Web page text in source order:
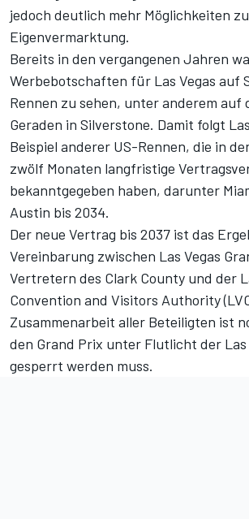
jedoch deutlich mehr Möglichkeiten
Eigenvermarktung.
Bereits in den vergangenen Jahren
Werbebotschaften für Las Vegas auf
Rennen zu sehen, unter anderem
Geraden in Silverstone. Damit folgt
Beispiel anderer US-Rennen, die in
zwölf Monaten langfristige
bekanntgegeben haben, darunter
Austin bis 2034.
Der neue Vertrag bis 2037 ist das
Vereinbarung zwischen Las Vegas
Vertretern des Clark County und der
Convention and Visitors Authority
Zusammenarbeit aller Beteiligten ist
den Grand Prix unter Flutlicht der Las
gesperrt werden muss.